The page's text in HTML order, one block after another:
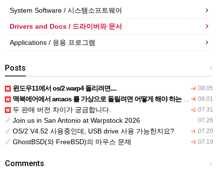
System Software / 시스템소프트웨어
Drivers and Docs / 드라이버와 문서
Applications / 응용 프로그램
+
Posts
+4 08.05
윈도우11에서 os/2 warp4 돌리려면....
+8 08.01
맥북에어에서 arcaos 를 가상으로 돌릴려면 어떻게 해야 하는 지요?
+2 07.31
두 판매 버전 차이가 궁금합니다.
07.26
Join us in San Antonio at Warpstock 2026
+1 07.20
OS/2 V4.52 사용중인데, USB drive 사용 가능한지요?
+3 07.19
GhostBSD(와 FreeBSD)의 마우스 문제
+
Comments